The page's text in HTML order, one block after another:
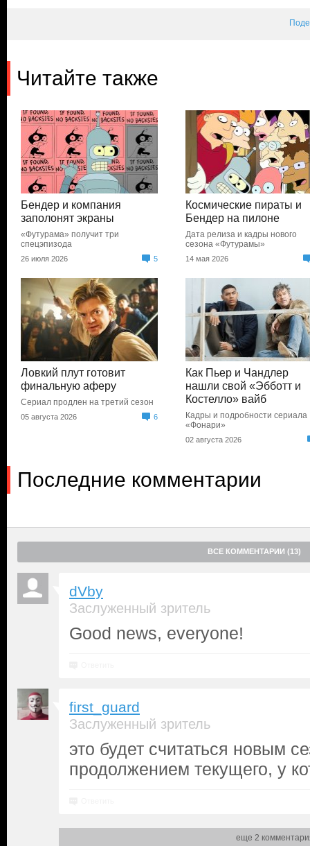
Читайте также
Бендер и компания
заполонят экраны
«Футурама» получит три
спецэпизода
26 июля 2026 5
Космические пираты и
Бендер на пилоне
Дата релиза и кадры нового
сезона «Футурамы»
14 мая 2026
Ловкий плут готовит
финальную аферу
Сериал продлен на третий сезон
05 августа 2026 6
Как Пьер и Чандлер
нашли свой «Эбботт и
Костелло» вайб
Кадры и подробности сериала
«Фонари»
02 августа 2026
Последние комментарии
ВСЕ КОММЕНТАРИИ (13)
dVby
Заслуженный зритель
Good news, everyone!
first_guard
Заслуженный зритель
это будет считаться новым
продолжением текущего, у
еще 2